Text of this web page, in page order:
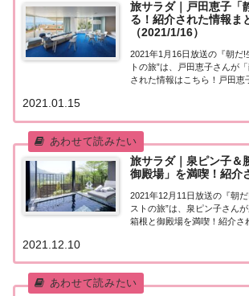
旅サラダ｜戸田恵子「
る！紹介された情報ま
（2021/1/16）
2021年1月16日放送の『朝だ!
トの旅”は、戸田恵子さんが
された情報はこちら！戸田恵
春の静岡・熱海を巡ります♪
2021.01.15
旅サラダ｜泉ピン子＆
御殿場」を満喫！紹介
2021年12月11日放送の『朝
ストの旅”は、泉ピン子さん
箱根と御殿場を満喫！紹介さ
の“ゲストの旅”は泉ピン子
ストの泉ピン子さんをもてな
2021.12.10